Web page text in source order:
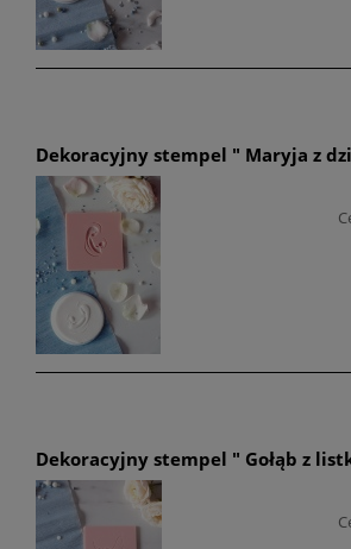
Dekoracyjny stempel " Maryja z
Dekoracyjny stempel " Gołąb z